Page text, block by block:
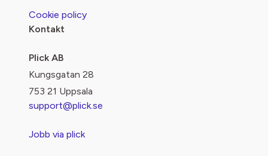
Cookie policy
Kontakt
Plick AB
Kungsgatan 28
753 21 Uppsala
support@plick.se
Jobb via plick